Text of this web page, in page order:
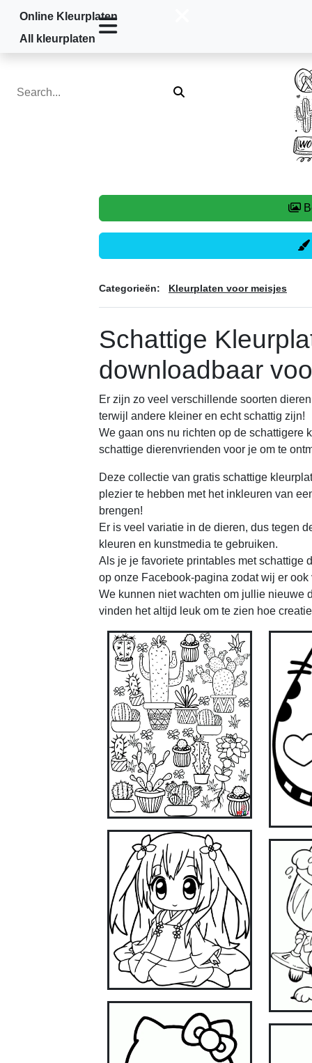
Online Kleurplaten
All kleurplaten
Home
Categorieën: Kleurplaten voor meisjes
Schattige
downloadbaar
Er zijn zo veel verschillende soorten
terwijl andere kleiner en echt schattig zijn!
We gaan ons nu richten op de schattigere
schattige dierenvrienden voor je om te
Deze collectie van gratis schattige
plezier te hebben met het inkleuren van
brengen!
Er is veel variatie in de dieren, dus tegen
kleuren en kunstmedia te gebruiken.
Als je je favoriete printables met schattige
op onze Facebook-pagina zodat wij er
We kunnen niet wachten om jullie nieuwe
vinden het altijd leuk om te zien hoe